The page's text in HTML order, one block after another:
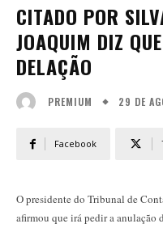
CITADO POR
JOAQUIM DIZ
DELAÇÃO
PREMIUM 29 DE
Facebook
O presidente do Tribunal de
afirmou que irá pedir a anulação